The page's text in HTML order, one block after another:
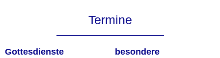
Termine
Gottesdienste
besondere